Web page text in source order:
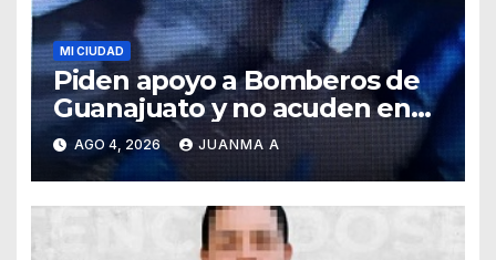
MI CIUDAD
Piden apoyo a Bomberos de
Guanajuato y no acuden en
auxilio de capitalinos ante
fuerte lluvia
AGO 4, 2026 JUANMA A